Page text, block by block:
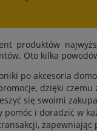
produktów
Oto kilka
po akcesoria
dzięki czemu
się swoimi
pomóc i doradzić w
zapewniając